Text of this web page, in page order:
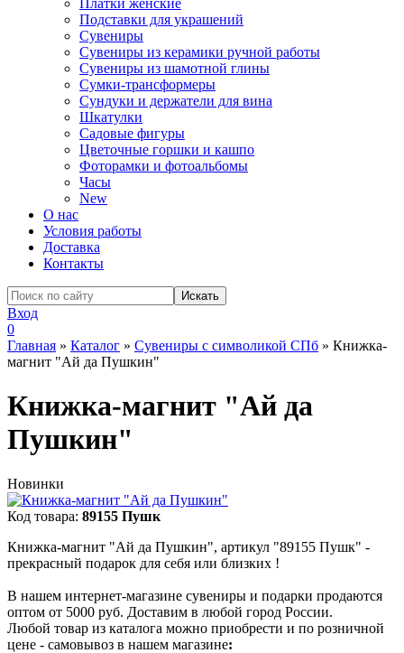
Платки женские
Подставки для украшений
Сувениры
Сувениры из керамики ручной работы
Сувениры из шамотной глины
Сумки-трансформеры
Сундуки и держатели для вина
Шкатулки
Садовые фигуры
Цветочные горшки и кашпо
Фоторамки и фотоальбомы
Часы
New
О нас
Условия работы
Доставка
Контакты
Вход
0
Главная » Каталог » Сувениры с символикой СПб » Книжка-
магнит "Ай да Пушкин"
Книжка-магнит "Ай да
Пушкин"
Новинки
Код товара: 89155 Пушк
Книжка-магнит "Ай да Пушкин", артикул "89155 Пушк" -
прекрасный подарок для себя или близких !
В нашем интернет-магазине сувениры и подарки продаются
оптом от 5000 руб. Доставим в любой город России.
Любой товар из каталога можно приобрести и по розничной
цене - самовывоз в нашем магазине: